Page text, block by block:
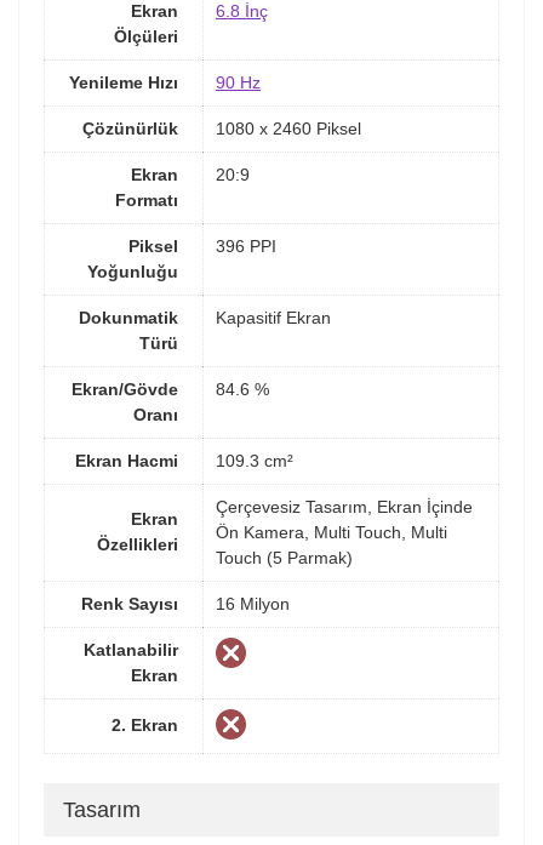
Ekran
Ölçüleri
6.8 İnç
Yenileme Hızı 90 Hz
Çözünürlük 1080 x 2460 Piksel
Ekran
Formatı
20:9
Piksel
Yoğunluğu
396 PPI
Dokunmatik
Türü
Kapasitif Ekran
Ekran/Gövde
Oranı
84.6 %
Ekran Hacmi 109.3 cm²
Ekran
Özellikleri
Çerçevesiz Tasarım, Ekran İçinde
Ön Kamera, Multi Touch, Multi
Touch (5 Parmak)
Renk Sayısı 16 Milyon
Katlanabilir
Ekran
2. Ekran
Tasarım